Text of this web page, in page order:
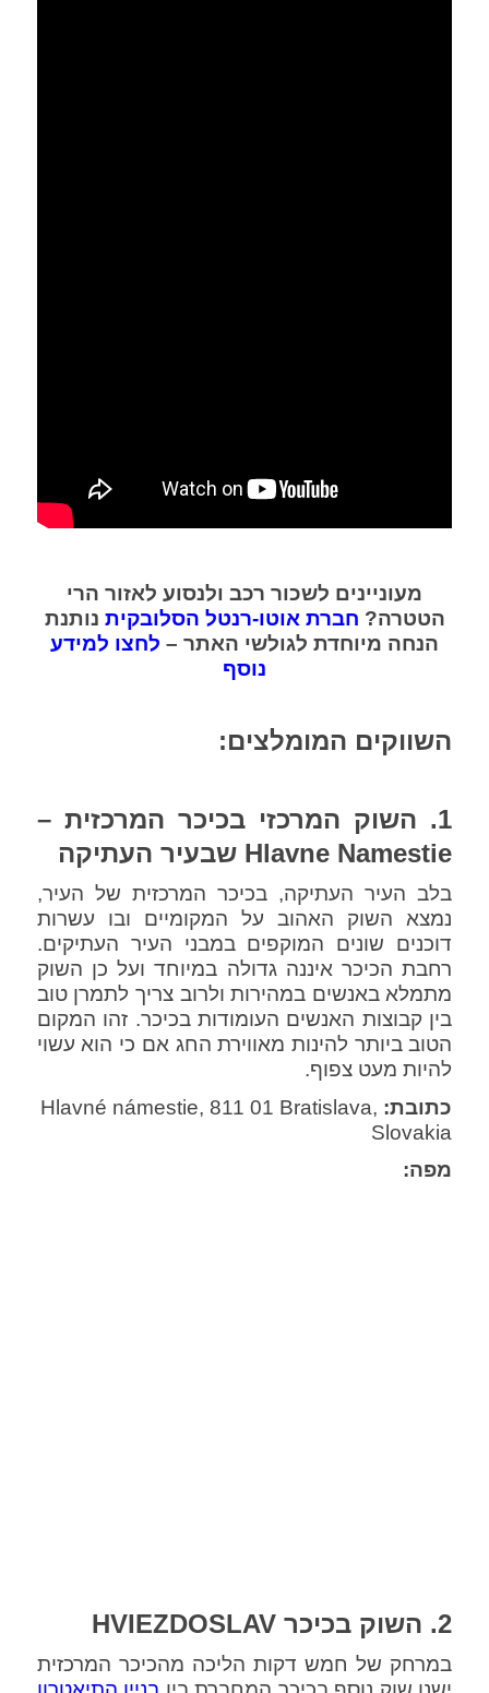
מעוניינים לשכור רכב ולנסוע לאזור הרי
הטטרה? חברת אוטו-רנטל הסלובקית נותנת
הנחה מיוחדת לגולשי האתר – לחצו למידע
נוסף
השווקים המומלצים:
1. השוק המרכזי בכיכר המרכזית –
Hlavne Namestie שבעיר העתיקה
בלב העיר העתיקה, בכיכר המרכזית של העיר,
נמצא השוק האהוב על המקומיים ובו עשרות
דוכנים שונים המוקפים במבני העיר העתיקים.
רחבת הכיכר איננה גדולה במיוחד ועל כן השוק
מתמלא באנשים במהירות ולרוב צריך לתמרן טוב
בין קבוצות האנשים העומודות בכיכר. זהו המקום
הטוב ביותר להינות מאווירת החג אם כי הוא עשוי
להיות מעט צפוף.
כתובת: Hlavné námestie, 811 01 Bratislava,
Slovakia
מפה:
2. השוק בכיכר HVIEZDOSLAV
במרחק של חמש דקות הליכה מהכיכר המרכזית